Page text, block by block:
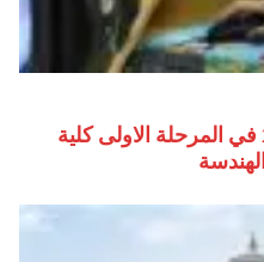
مؤشرات تنسيق الكليات 2026 في المرحلة الاولى كلية